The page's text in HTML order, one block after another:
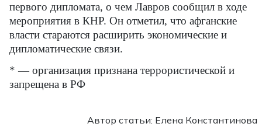
первого дипломата, о чем Лавров сообщил в ходе
мероприятия в КНР. Он отметил, что афганские
власти стараются расширить экономические и
дипломатические связи.
* — организация признана террористической и
запрещена в РФ
Автор статьи: Елена Константинова